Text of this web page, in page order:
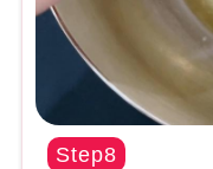
Step8